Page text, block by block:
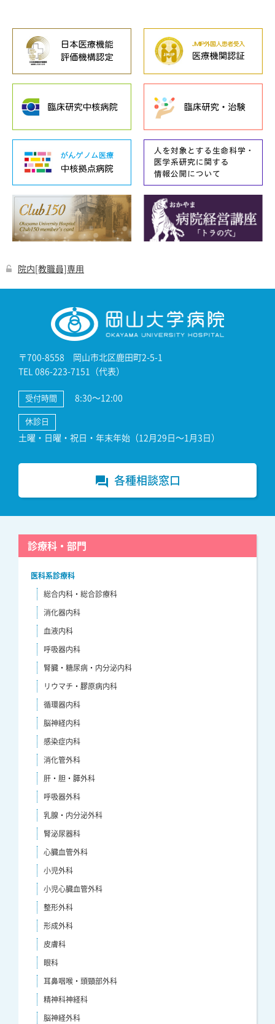
院内[教職員]専用
〒700-8558 岡山市北区鹿田町2-5-1
TEL 086-223-7151（代表）
受付時間 8:30～12:00
休診日
土曜・日曜・祝日・年末年始（12月29日～1月3日）
forum 各種相談窓口
診療科・部門
医科系診療科
総合内科・総合診療科
消化器内科
血液内科
呼吸器内科
腎臓・糖尿病・内分泌内科
リウマチ・膠原病内科
循環器内科
脳神経内科
感染症内科
消化管外科
肝・胆・膵外科
呼吸器外科
乳腺・内分泌外科
腎泌尿器科
心臓血管外科
小児外科
小児心臓血管外科
整形外科
形成外科
皮膚科
眼科
耳鼻咽喉・頭頸部外科
精神科神経科
脳神経外科